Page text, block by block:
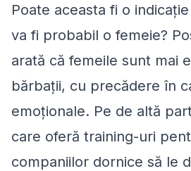
Poate aceasta fi o
va fi probabil o femeie?
arată că femeile sunt mai
bărbații, cu precădere în
emoționale. Pe de altă
care oferă training-uri
companiilor dornice să le